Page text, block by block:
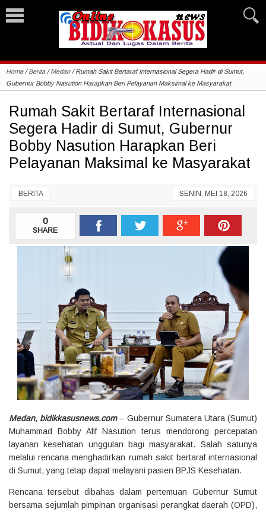
Home/Berita/Medan/Rumah Sakit Bertaraf Internasional Segera Hadir di Sumut,
Gubernur Bobby Nasution Harapkan Beri Pelayanan Maksimal ke Masyarakat
Rumah Sakit Bertaraf Internasional
Segera Hadir di Sumut, Gubernur
Bobby Nasution Harapkan Beri
Pelayanan Maksimal ke Masyarakat
BERITA SENIN, MEI 18, 2026
0
SHARE
Medan, bidikkasusnews.com– Gubernur Sumatera Utara (Sumut)
Muhammad Bobby Afif Nasution terus mendorong percepatan
layanan kesehatan unggulan bagi masyarakat. Salah satunya
melalui rencana menghadirkan rumah sakit bertaraf internasional
di Sumut, yang tetap dapat melayani pasien BPJS Kesehatan.
Rencana tersebut dibahas dalam pertemuan Gubernur Sumut
bersama sejumlah pimpinan organisasi perangkat daerah (OPD),